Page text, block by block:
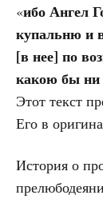
«ибо Ангел
купальню и
[в нее] по
какою бы ни
Этот текст
Его в
История о